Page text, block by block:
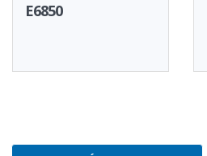
E6850